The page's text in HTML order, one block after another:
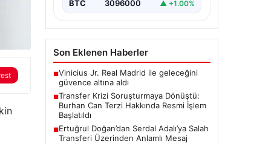
BTC 3096000 ▲ +1.00%
Son Eklenen Haberler
■Vinicius Jr. Real Madrid ile geleceğini
güvence altına aldı
■Transfer Krizi Soruşturmaya Dönüştü:
Burhan Can Terzi Hakkında Resmi İşlem
Başlatıldı
■Ertuğrul Doğan’dan Serdal Adalı’ya Salah
Transferi Üzerinden Anlamlı Mesaj